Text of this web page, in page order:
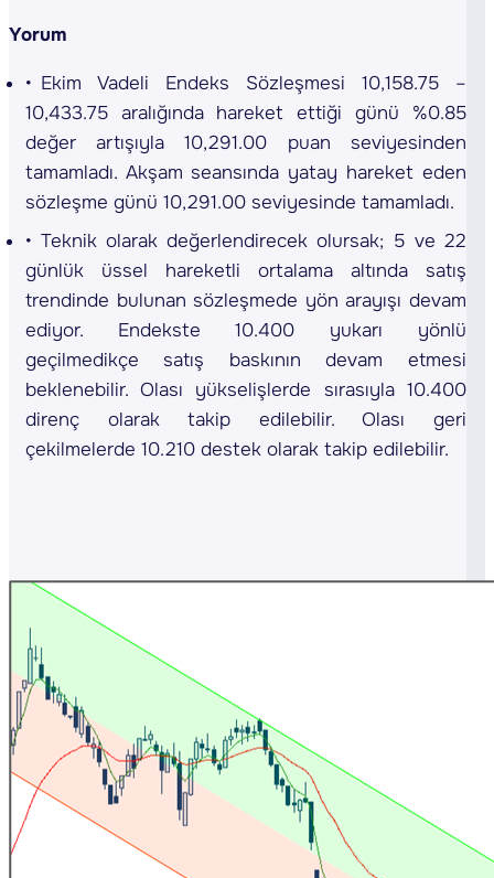
Yorum
Ekim Vadeli Endeks Sözleşmesi 10,158.75 –
10,433.75 aralığında hareket ettiği günü %0.85
değer artışıyla 10,291.00 puan seviyesinden
tamamladı. Akşam seansında yatay hareket eden
sözleşme günü 10,291.00 seviyesinde tamamladı.
Teknik olarak değerlendirecek olursak; 5 ve 22
günlük üssel hareketli ortalama altında satış
trendinde bulunan sözleşmede yön arayışı devam
ediyor. Endekste 10.400 yukarı yönlü
geçilmedikçe satış baskının devam etmesi
beklenebilir. Olası yükselişlerde sırasıyla 10.400
direnç olarak takip edilebilir. Olası geri
çekilmelerde 10.210 destek olarak takip edilebilir.